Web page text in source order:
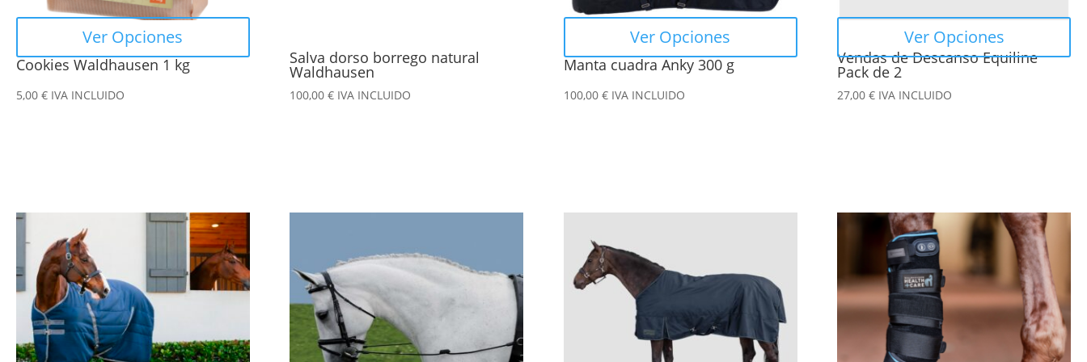
Cookies Waldhausen 1 kg
5,00 € IVA INCLUIDO
Ver Opciones
en
página
Salva dorso borrego natural
Waldhausen
100,00€ IVA INCLUIDO
Manta cuadra Anky 300 g
100,00 € IVA INCLUIDO
Ver Opciones
en
página
Vendas de Descanso Equiline
Pack de 2
27,00€ IVA INCLUIDO
Ver Opciones
en
página
Este
producto
tiene
múltiples
variantes.
Las
opciones
múltiples
variantes.
Las
opciones
producto
tiene
múltiples
múltiples
variantes.